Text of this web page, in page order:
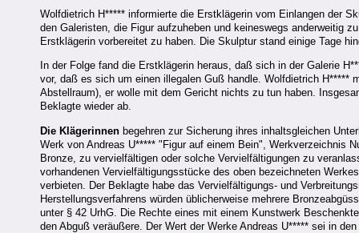
Wolfdietrich H***** informierte die Erstklägerin vom Einlangen der
den Galeristen, die Figur aufzuheben und keineswegs anderweitig
Erstklägerin vorbereitet zu haben. Die Skulptur stand einige Tage
In der Folge fand die Erstklägerin heraus, daß sich in der Galerie
vor, daß es sich um einen illegalen Guß handle. Wolfdietrich H*****
Abstellraum), er wolle mit dem Gericht nichts zu tun haben.
Beklagte wieder ab.
Die Klägerinnen begehren zur Sicherung ihres inhaltsgleichen
Werk von Andreas U***** "Figur auf einem Bein", Werkverzeichnis
Bronze, zu vervielfältigen oder solche Vervielfältigungen zu
vorhandenen Vervielfältigungsstücke des oben bezeichneten
verbieten. Der Beklagte habe das Vervielfältigungs- und
Herstellungsverfahrens würden üblicherweise mehrere
unter § 42 UrhG. Die Rechte eines mit einem Kunstwerk
den Abguß veräußere. Der Wert der Werke Andreas U***** sei in